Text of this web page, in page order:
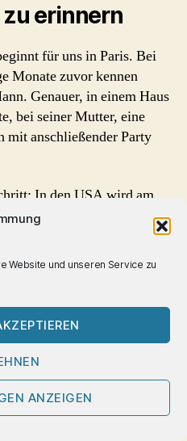
Website und unseren Service zu
ANZEIGEN
erinnern
für uns in Paris. Bei
Monate zuvor kennen
Genauer, in einem Haus
bei seiner Mutter, eine
mit anschließender Party
In den USA wird am
(unter dem Handelsnamen
gegen zwei bei AIDS
kann man die Bedeutung
heute noch an
war ‚Krypto‘ einer
HIV-Positiver und Aids-
der nur zu schnell
und Tod bringen konnte.
galt ‚jetzt geht’s los,